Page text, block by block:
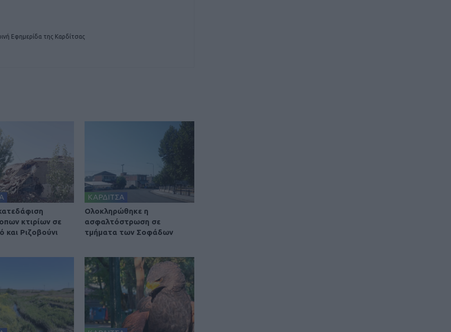
Εφημερίδα της Καρδίτσας
κτιρίων σε
και Ριζοβούνι
ΚΑΡΔΙΤΣΑ
Ολοκληρώθηκε η
ασφαλτόστρωση σε
τμήματα των Σοφάδων